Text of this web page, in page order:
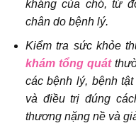
kháng của chó, từ
chân do bệnh lý.
Kiểm tra sức khỏe
khám tổng quát
các bệnh lý, bệnh
và điều trị đúng
thương nặng nề và